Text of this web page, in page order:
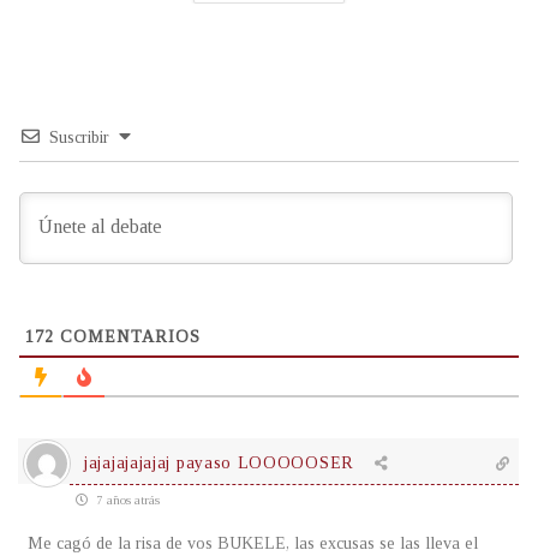
Suscribir
172 COMENTARIOS
jajajajajajaj payaso LOOOOOSER
7 años atrás
Me cagó de la risa de vos BUKELE, las excusas se las lleva el